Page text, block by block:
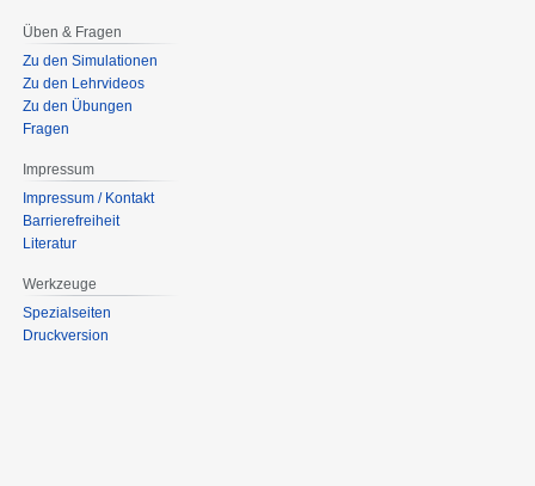
Üben & Fragen
Zu den Simulationen
Zu den Lehrvideos
Zu den Übungen
Fragen
Impressum
Impressum / Kontakt
Barrierefreiheit
Literatur
Werkzeuge
Spezialseiten
Druckversion